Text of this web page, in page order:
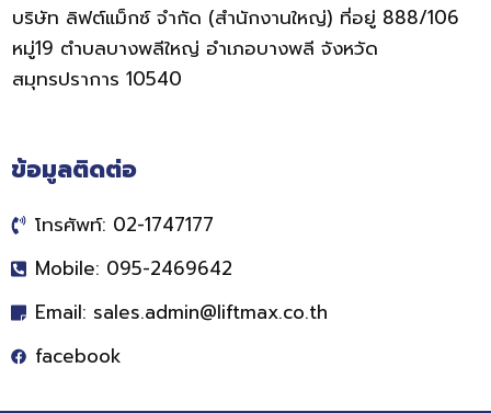
บริษัท ลิฟต์แม็กซ์ จำกัด (สำนักงานใหญ่) ที่อยู่ 888/106
หมู่19 ตำบลบางพลีใหญ่ อำเภอบางพลี จังหวัด
สมุทรปราการ 10540
ข้อมูลติดต่อ
โทรศัพท์: 02-1747177
Mobile: 095-2469642
Email: sales.admin@liftmax.co.th
facebook